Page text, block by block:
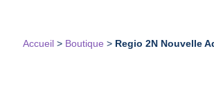
Accueil > Boutique > Regio 2N Nouvelle